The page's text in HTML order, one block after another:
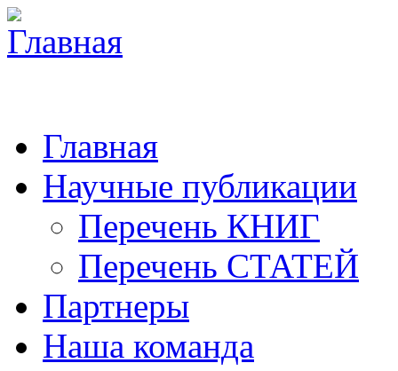
Главная
Научные публикации
Перечень КНИГ
Перечень СТАТЕЙ
Партнеры
Наша команда